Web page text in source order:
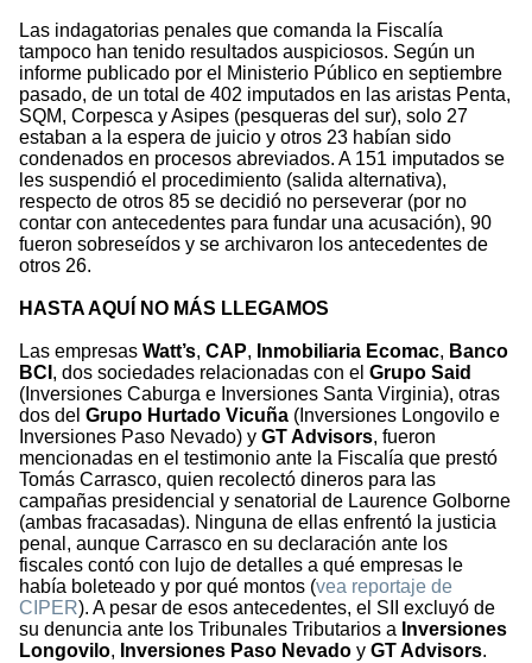
Las indagatorias penales que comanda la Fiscalía
tampoco han tenido resultados auspiciosos. Según un
informe publicado por el Ministerio Público en septiembre
pasado, de un total de 402 imputados en las aristas Penta,
SQM, Corpesca y Asipes (pesqueras del sur), solo 27
estaban a la espera de juicio y otros 23 habían sido
condenados en procesos abreviados. A 151 imputados se
les suspendió el procedimiento (salida alternativa),
respecto de otros 85 se decidió no perseverar (por no
contar con antecedentes para fundar una acusación), 90
fueron sobreseídos y se archivaron los antecedentes de
otros 26.
HASTA AQUÍ NO MÁS LLEGAMOS
Las empresas Watt’s, CAP, Inmobiliaria Ecomac, Banco
BCI , dos sociedades relacionadas con el Grupo Said
(Inversiones Caburga e Inversiones Santa Virginia), otras
dos del Grupo Hurtado Vicuña (Inversiones Longovilo e
Inversiones Paso Nevado) y GT Advisors, fueron
mencionadas en el testimonio ante la Fiscalía que prestó
Tomás Carrasco, quien recolectó dineros para las
campañas presidencial y senatorial de Laurence Golborne
(ambas fracasadas). Ninguna de ellas enfrentó la justicia
penal, aunque Carrasco en su declaración ante los
fiscales contó con lujo de detalles a qué empresas le
había boleteado y por qué montos (vea reportaje de
CIPER). A pesar de esos antecedentes, el SII excluyó de
su denuncia ante los Tribunales Tributarios a Inversiones
Longovilo, Inversiones Paso Nevado y GT Advisors.